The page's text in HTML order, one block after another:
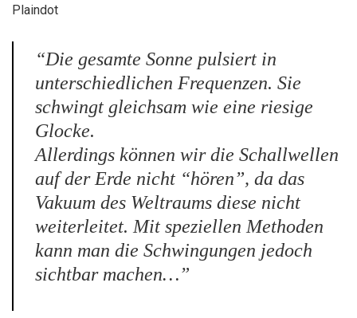
Plaindot
“Die gesamte Sonne pulsiert in
unterschiedlichen Frequenzen. Sie
schwingt gleichsam wie eine riesige
Glocke.
Allerdings können wir die Schallwellen
auf der Erde nicht “hören”, da das
Vakuum des Weltraums diese nicht
weiterleitet. Mit speziellen Methoden
kann man die Schwingungen jedoch
sichtbar machen…”